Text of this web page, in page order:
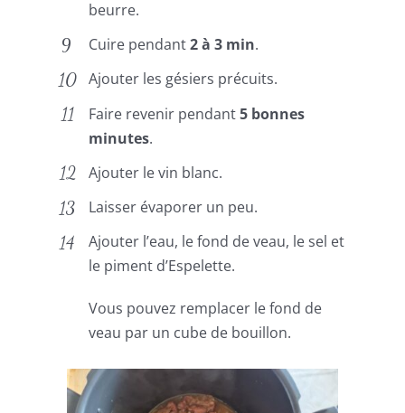
beurre.
Cuire pendant2 à 3 min.
Ajouter les gésiers précuits.
Faire revenir pendant5 bonnes
minutes.
Ajouter le vin blanc.
Laisser évaporer un peu.
Ajouter l’eau, le fond de veau, le sel et
le piment d’Espelette.
Vous pouvez remplacer le fond de
veau par un cube de bouillon.